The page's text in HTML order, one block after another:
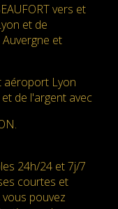
vers et
et de
et
aéroport Lyon
de l'argent avec
24h/24 et 7j/7
courtes et
pouvez